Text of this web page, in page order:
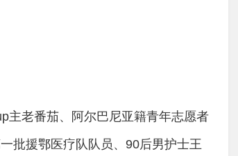
主老番茄、阿尔巴尼亚籍青年志愿者
批援鄂医疗队队员、90后男护士王